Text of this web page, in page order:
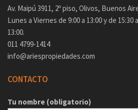
Av. Maipú 3911, 2º piso, Olivos, Buenos
Lunes a Viernes de 9:00 a 13:00 y de 15:30
13:00.
011 4799-1414
info@ariespropiedades.com
CONTACTO
Tu nombre (obligatorio)